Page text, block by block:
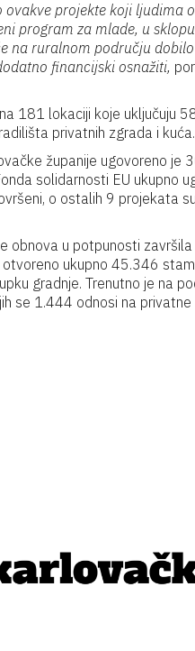
ovakve projekte koji ljudima
program za mlade, u
na ruralnom području
financijski osnažiti,
181 lokaciji koje uključuju
privatnih zgrada i kuća.
županije ugovoreno je
solidarnosti EU ukupno
o ostalih 9 projekata
obnova u potpunosti
ukupno 45.346
gradnje. Trenutno je na
se 1.444 odnosi na